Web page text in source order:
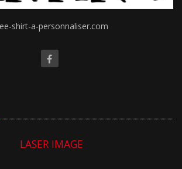
shirt-a-personnaliser.com
LASER IMAGE